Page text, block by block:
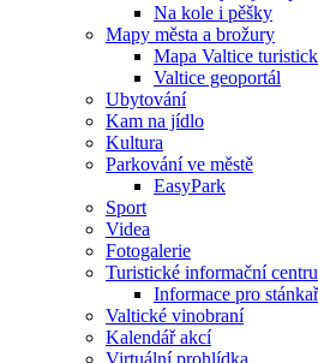
Na kole i pěšky
Mapy města a brožury
Mapa Valtice
Valtice geoportál
Ubytování
Kam na jídlo
Kultura
Parkování ve městě
EasyPark
Sport
Videa
Fotogalerie
Turistické informační
Informace pro
Valtické vinobraní
Kalendář akcí
Virtuální prohlídka